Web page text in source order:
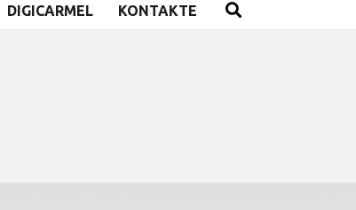
DIGICARMEL KONTAKTE